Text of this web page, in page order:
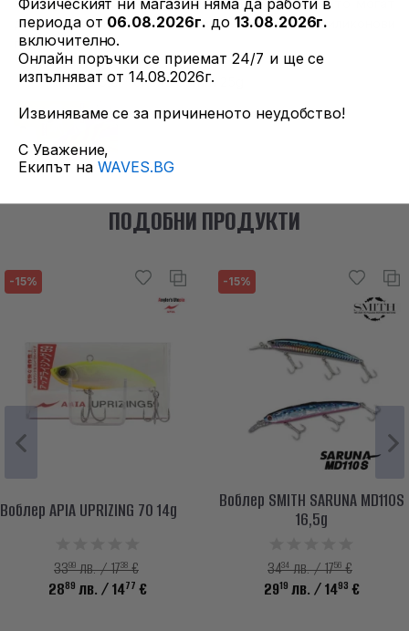
да се закачат допълнителни утежнения или силиконови
примамки!
Размер 3.0 * около 85mm 25g
ПОДОБНИ ПРОДУКТИ
-15%
Воблер APIA UPRIZING 70 14g
3399лв. / 1738€
2889 лв. / 1477 €
-15%
Воблер SMITH SARUNA MD110S
16,5g
3434лв. / 1756€
2919 лв. / 1493 €
Физическият ни магазин няма да работи в
периода от 06.08.2026г. до 13.08.2026г.
включително.
Онлайн поръчки се приемат 24/7 и ще се
изпълняват от 14.08.2026г.
Извиняваме се за причиненото неудобство!
С Уважение,
Екипът на WAVES.BG